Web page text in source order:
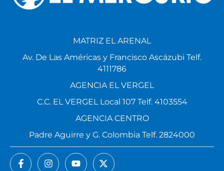
MATRIZ EL ARENAL
Av. De Las Américas y Francisco Ascázubi Telf.
4111786
AGENCIA EL VERGEL
C.C. EL VERGEL Local 107 Telf. 4103554
AGENCIA CENTRO
Padre Aguirre y G. Colombia Telf. 2824000